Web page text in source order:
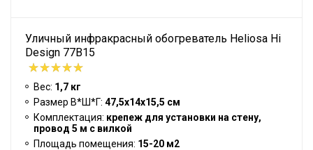
Уличный инфракрасный обогреватель Heliosa Hi
Design 77B15
Вес: 1,7 кг
Размер В*Ш*Г: 47,5х14х15,5 см
Комплектация: крепеж для установки на стену,
провод 5 м с вилкой
Площадь помещения: 15-20 м2